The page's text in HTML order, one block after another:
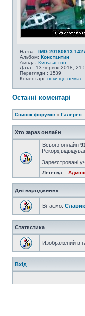
Назва : IMG 20180613
Альбом: Константин
Автор : Константин
Дата : 13 червня 2018,
Перегляди : 1539
Коментарі: поки що немає
Останні коментарі
Список форумів » Галерея
Хто зараз онлайн
Всього онлайн
Рекорд
Зареєстровані
Легенда ::
Дні народження
Вітаємо:
Статистика
Изображений в
Вхід